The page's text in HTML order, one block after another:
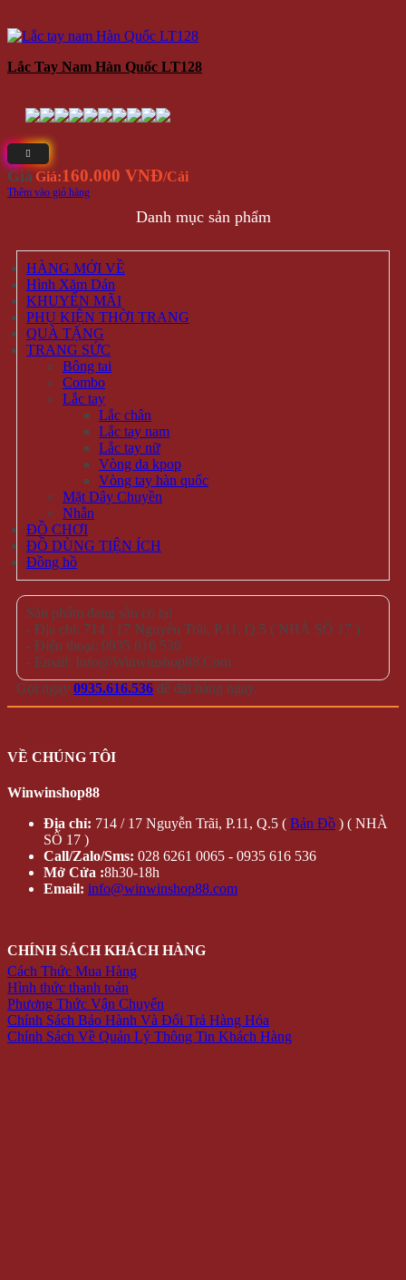
Lắc Tay Nam Hàn Quốc LT128
Giá Giá:160.000 VNĐ/Cái
Thêm vào giỏ hàng
Danh mục sản phẩm
HÀNG MỚI VỀ
Hình Xăm Dán
KHUYẾN MÃI
PHỤ KIỆN THỜI TRANG
QUÀ TẶNG
TRANG SỨC
Bông tai
Combo
Lắc tay
Lắc chân
Lắc tay nam
Lắc tay nữ
Vòng da kpop
Vòng tay hàn quốc
Mặt Dây Chuyền
Nhẫn
ĐỒ CHƠI
ĐỒ DÙNG TIỆN ÍCH
Đồng hồ
Sản phẩm đang sẵn có tại
- Địa chỉ: 714 / 17 Nguyễn Trãi, P.11, Q.5 ( NHÀ SỐ 17 )
- Điện thoại: 0935 616 536
- Email: Info@Winwinshop88.Com
Gọi ngay 0935.616.536 để đặt hàng ngay.
VỀ CHÚNG TÔI
Winwinshop88
Địa chỉ: 714 / 17 Nguyễn Trãi, P.11, Q.5 ( Bản Đồ ) ( NHÀ
SỐ 17 )
Call/Zalo/Sms: 028 6261 0065 - 0935 616 536
Mở Cửa :8h30-18h
Email: info@winwinshop88.com
CHÍNH SÁCH KHÁCH HÀNG
Cách Thức Mua Hàng
Hình thức thanh toán
Phương Thức Vận Chuyển
Chính Sách Bảo Hành Và Đổi Trả Hàng Hóa
Chính Sách Về Quản Lý Thông Tin Khách Hàng